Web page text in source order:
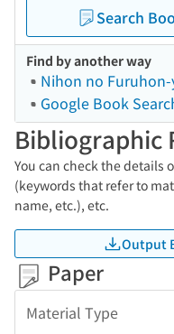
Search
Find by another way
Nihon no Furuhon-
Google Book
Bibliographic
You can check the details
(keywords that refer to
name, etc.), etc.
Output
Paper
Material Type